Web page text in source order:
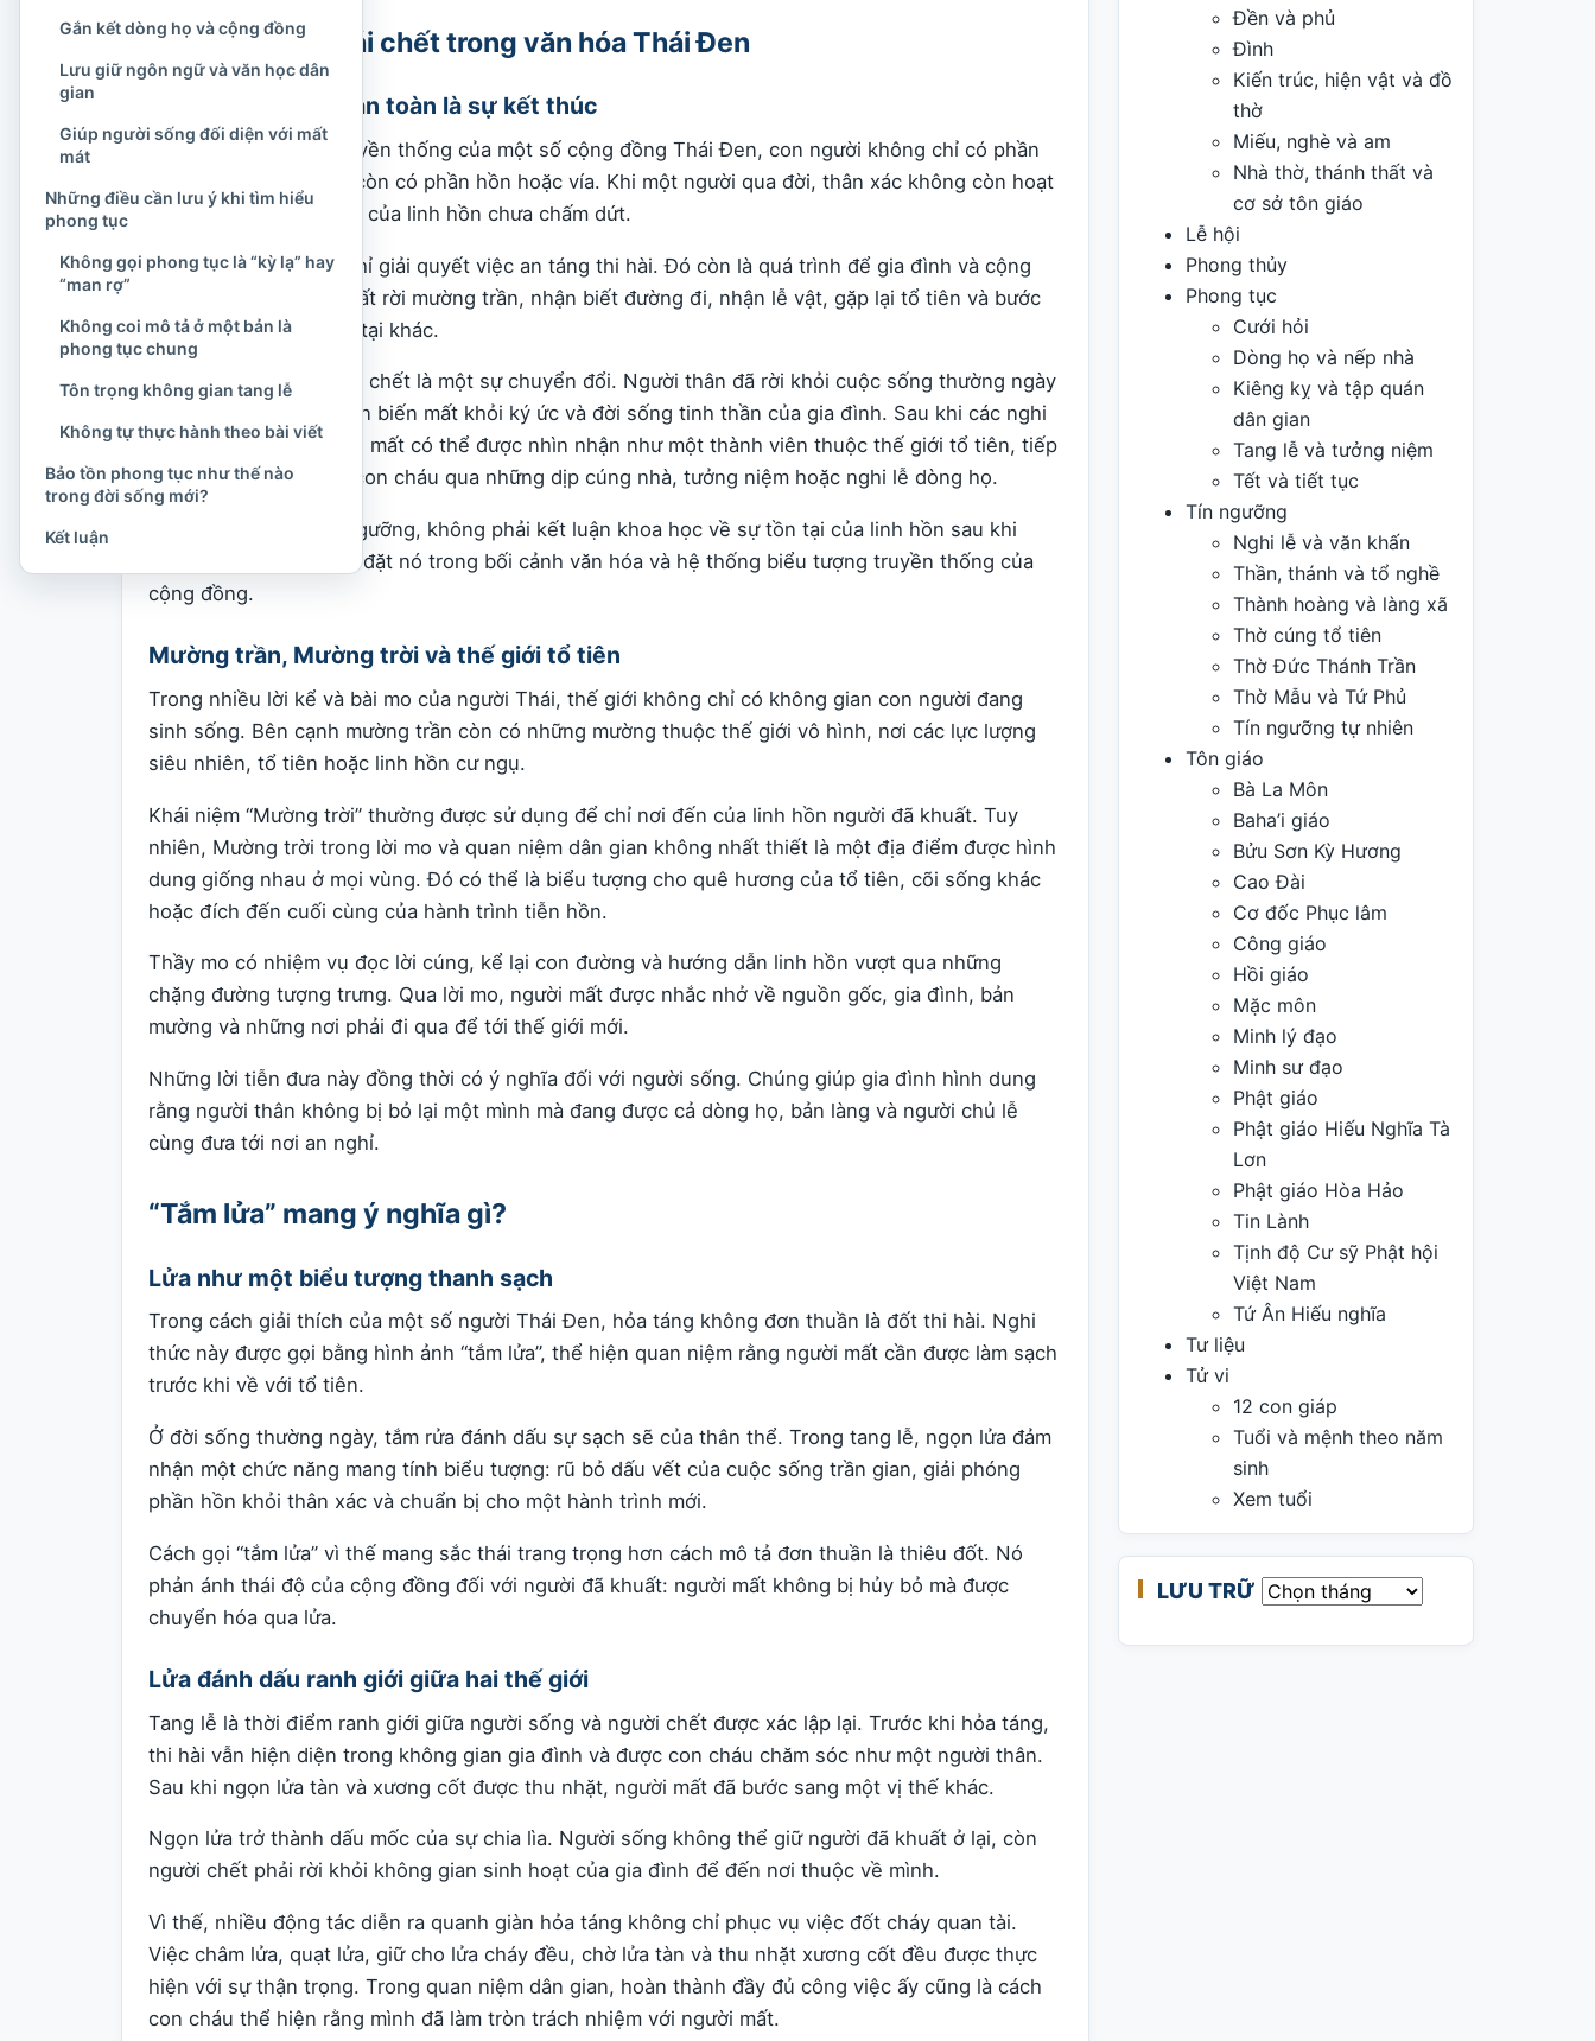
Quan niệm về cái chết trong văn hóa Thái Đen
Cái chết không hoàn toàn là sự kết thúc
Theo thế giới quan truyền thống của một số cộng đồng Thái Đen, con người không chỉ có phần
thân xác hữu hình mà còn có phần hồn hoặc vía. Khi một người qua đời, thân xác không còn hoạt
động nhưng hành trình của linh hồn chưa chấm dứt.
Tang lễ vì thế không chỉ giải quyết việc an táng thi hài. Đó còn là quá trình để gia đình và cộng
đồng tiễn đưa người mất rời mường trần, nhận biết đường đi, nhận lễ vật, gặp lại tổ tiên và bước
vào một trạng thái tồn tại khác.
Trong cách nhìn ấy, cái chết là một sự chuyển đổi. Người thân đã rời khỏi cuộc sống thường ngày
nhưng không hoàn toàn biến mất khỏi ký ức và đời sống tinh thần của gia đình. Sau khi các nghi
lễ được hoàn tất, người mất có thể được nhìn nhận như một thành viên thuộc thế giới tổ tiên, tiếp
tục có mối liên hệ với con cháu qua những dịp cúng nhà, tưởng niệm hoặc nghi lễ dòng họ.
Đây là quan niệm tín ngưỡng, không phải kết luận khoa học về sự tồn tại của linh hồn sau khi
chết. Khi tìm hiểu, cần đặt nó trong bối cảnh văn hóa và hệ thống biểu tượng truyền thống của
cộng đồng.
Mường trần, Mường trời và thế giới tổ tiên
Trong nhiều lời kể và bài mo của người Thái, thế giới không chỉ có không gian con người đang
sinh sống. Bên cạnh mường trần còn có những mường thuộc thế giới vô hình, nơi các lực lượng
siêu nhiên, tổ tiên hoặc linh hồn cư ngụ.
Khái niệm “Mường trời” thường được sử dụng để chỉ nơi đến của linh hồn người đã khuất. Tuy
nhiên, Mường trời trong lời mo và quan niệm dân gian không nhất thiết là một địa điểm được hình
dung giống nhau ở mọi vùng. Đó có thể là biểu tượng cho quê hương của tổ tiên, cõi sống khác
hoặc đích đến cuối cùng của hành trình tiễn hồn.
Thầy mo có nhiệm vụ đọc lời cúng, kể lại con đường và hướng dẫn linh hồn vượt qua những
chặng đường tượng trưng. Qua lời mo, người mất được nhắc nhở về nguồn gốc, gia đình, bản
mường và những nơi phải đi qua để tới thế giới mới.
Những lời tiễn đưa này đồng thời có ý nghĩa đối với người sống. Chúng giúp gia đình hình dung
rằng người thân không bị bỏ lại một mình mà đang được cả dòng họ, bản làng và người chủ lễ
cùng đưa tới nơi an nghỉ.
“Tắm lửa” mang ý nghĩa gì?
Lửa như một biểu tượng thanh sạch
Trong cách giải thích của một số người Thái Đen, hỏa táng không đơn thuần là đốt thi hài. Nghi
thức này được gọi bằng hình ảnh “tắm lửa”, thể hiện quan niệm rằng người mất cần được làm sạch
trước khi về với tổ tiên.
Ở đời sống thường ngày, tắm rửa đánh dấu sự sạch sẽ của thân thể. Trong tang lễ, ngọn lửa đảm
nhận một chức năng mang tính biểu tượng: rũ bỏ dấu vết của cuộc sống trần gian, giải phóng
phần hồn khỏi thân xác và chuẩn bị cho một hành trình mới.
Cách gọi “tắm lửa” vì thế mang sắc thái trang trọng hơn cách mô tả đơn thuần là thiêu đốt. Nó
phản ánh thái độ của cộng đồng đối với người đã khuất: người mất không bị hủy bỏ mà được
chuyển hóa qua lửa.
Lửa đánh dấu ranh giới giữa hai thế giới
Tang lễ là thời điểm ranh giới giữa người sống và người chết được xác lập lại. Trước khi hỏa táng,
thi hài vẫn hiện diện trong không gian gia đình và được con cháu chăm sóc như một người thân.
Sau khi ngọn lửa tàn và xương cốt được thu nhặt, người mất đã bước sang một vị thế khác.
Ngọn lửa trở thành dấu mốc của sự chia lìa. Người sống không thể giữ người đã khuất ở lại, còn
người chết phải rời khỏi không gian sinh hoạt của gia đình để đến nơi thuộc về mình.
Vì thế, nhiều động tác diễn ra quanh giàn hỏa táng không chỉ phục vụ việc đốt cháy quan tài.
Việc châm lửa, quạt lửa, giữ cho lửa cháy đều, chờ lửa tàn và thu nhặt xương cốt đều được thực
hiện với sự thận trọng. Trong quan niệm dân gian, hoàn thành đầy đủ công việc ấy cũng là cách
con cháu thể hiện rằng mình đã làm tròn trách nhiệm với người mất.
Đền và phủ
Đình
Kiến trúc, hiện vật và đồ
thờ
Miếu, nghè và am
Nhà thờ, thánh thất và
cơ sở tôn giáo
Lễ hội
Phong thủy
Phong tục
Cưới hỏi
Dòng họ và nếp nhà
Kiêng kỵ và tập quán
dân gian
Tang lễ và tưởng niệm
Tết và tiết tục
Tín ngưỡng
Nghi lễ và văn khấn
Thần, thánh và tổ nghề
Thành hoàng và làng xã
Thờ cúng tổ tiên
Thờ Đức Thánh Trần
Thờ Mẫu và Tứ Phủ
Tín ngưỡng tự nhiên
Tôn giáo
Bà La Môn
Baha’i giáo
Bửu Sơn Kỳ Hương
Cao Đài
Cơ đốc Phục lâm
Công giáo
Hồi giáo
Mặc môn
Minh lý đạo
Minh sư đạo
Phật giáo
Phật giáo Hiếu Nghĩa Tà
Lơn
Phật giáo Hòa Hảo
Tin Lành
Tịnh độ Cư sỹ Phật hội
Việt Nam
Tứ Ân Hiếu nghĩa
Tư liệu
Tử vi
12 con giáp
Tuổi và mệnh theo năm
sinh
Xem tuổi
LƯU TRỮ Lưu trữ
Gắn kết dòng họ và cộng đồng
Lưu giữ ngôn ngữ và văn học dân
gian
Giúp người sống đối diện với mất
mát
Những điều cần lưu ý khi tìm hiểu
phong tục
Không gọi phong tục là “kỳ lạ” hay
“man rợ”
Không coi mô tả ở một bản là
phong tục chung
Tôn trọng không gian tang lễ
Không tự thực hành theo bài viết
Bảo tồn phong tục như thế nào
trong đời sống mới?
Kết luận